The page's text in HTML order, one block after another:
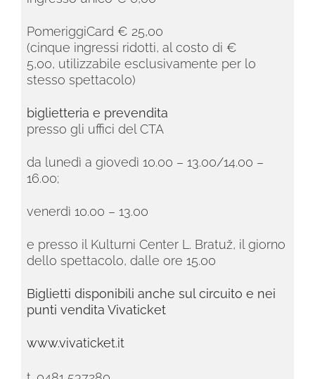
PomeriggiCard € 25,00
(cinque ingressi ridotti, al costo di €
5,00, utilizzabile esclusivamente per lo
stesso spettacolo)
biglietteria e prevendita
presso gli uffici del CTA
da lunedì a giovedì 10.00 – 13.00/14.00 –
16.00;
venerdì 10.00 – 13.00
e presso il Kulturni Center L. Bratuž, il giorno
dello spettacolo, dalle ore 15.00
Biglietti disponibili anche sul circuito e nei
punti vendita Vivaticket
www.vivaticket.it